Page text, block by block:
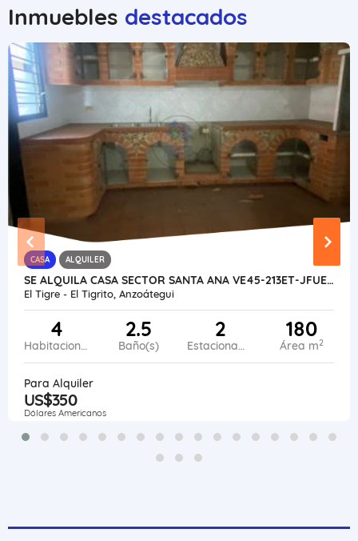
Inmuebles destacados
CASA ALQUILER
SE ALQUILA CASA SECTOR SANTA ANA VE45-213ET-JFUE-NGAR
El Tigre - El Tigrito, Anzoátegui
4
Habitaciones
2.5
Baño(s)
2
Estacionamiento
180
Área m2
Para Alquiler
US$350
Dólares Americanos